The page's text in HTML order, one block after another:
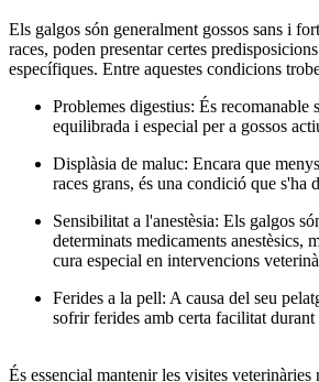
Els galgos són generalment gossos sans i
races, poden presentar certes
específiques. Entre aquestes condicions
Problemes digestius: És recomanable
equilibrada i especial per a gossos
Displàsia de maluc: Encara que
races grans, és una condició que s'ha
Sensibilitat a l'anestèsia: Els galgos
determinats medicaments anestèsics,
cura especial en intervencions
Ferides a la pell: A causa del seu
sofrir ferides amb certa facilitat durant
És essencial mantenir les visites